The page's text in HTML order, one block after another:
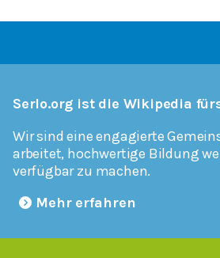
Serlo.org ist die Wikipedia
Wir sind eine engagierte
arbeitet, hochwertige Bildung
verfügbar zu machen.
Mehr erfahren